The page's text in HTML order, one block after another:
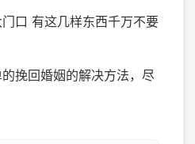
口 有这几样东西千万不要
挽回婚姻的解决方法，尽